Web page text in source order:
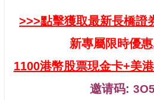
>>>點擊獲取最新長橋證
新專屬限時優
1100港幣股票現金卡+美
邀请码: